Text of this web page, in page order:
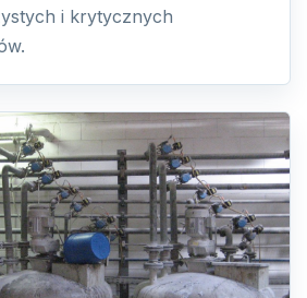
i krytycznych